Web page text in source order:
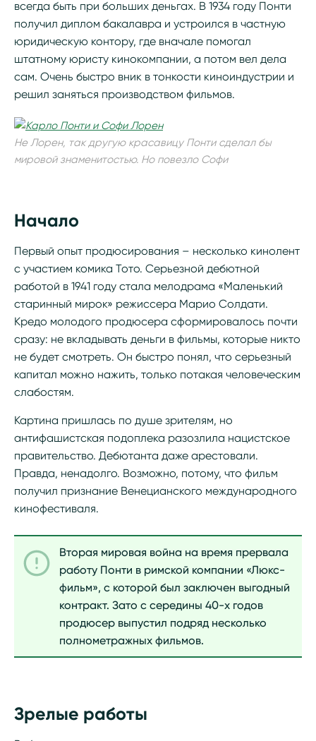
всегда быть при больших деньгах. В 1934 году Понти
получил диплом бакалавра и устроился в частную
юридическую контору, где вначале помогал
штатному юристу кинокомпании, а потом вел дела
сам. Очень быстро вник в тонкости киноиндустрии и
решил заняться производством фильмов.
Не Лорен, так другую красавицу Понти сделал бы
мировой знаменитостью. Но повезло Софи
Начало
Первый опыт продюсирования – несколько кинолент
с участием комика Тото. Серьезной дебютной
работой в 1941 году стала мелодрама «Маленький
старинный мирок» режиссера Марио Солдати.
Кредо молодого продюсера сформировалось почти
сразу: не вкладывать деньги в фильмы, которые никто
не будет смотреть. Он быстро понял, что серьезный
капитал можно нажить, только потакая человеческим
слабостям.
Картина пришлась по душе зрителям, но
антифашистская подоплека разозлила нацистское
правительство. Дебютанта даже арестовали.
Правда, ненадолго. Возможно, потому, что фильм
получил признание Венецианского международного
кинофестиваля.
Вторая мировая война на время прервала
работу Понти в римской компании «Люкс-
фильм», с которой был заключен выгодный
контракт. Зато с середины 40-х годов
продюсер выпустил подряд несколько
полнометражных фильмов.
Зрелые работы